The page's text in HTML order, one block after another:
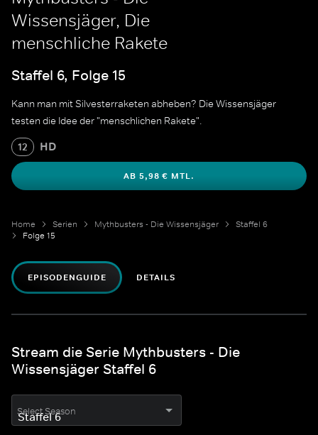
Wissensjäger, Die
menschliche Rakete
Staffel 6, Folge 15
Kann man mit Silvesterraketen abheben? Die Wissensjäger
testen die Idee der "menschlichen Rakete".
12 HD
AB 5,98 € MTL.
Home Serien Mythbusters - Die Wissensjäger
Staffel 6
Folge 15
EPISODENGUIDE DETAILS
Stream die Serie Mythbusters - Die
Wissensjäger Staffel 6
Select Season